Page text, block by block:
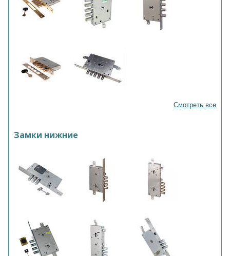
Смотреть все
Замки нижние